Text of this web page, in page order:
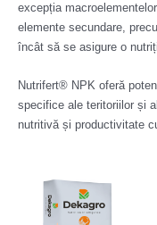
excepția
elemente secundare,
încât să se asigure o
Nutrifert® NPK oferă
specifice ale teritoriilor și
nutritivă și productivitate